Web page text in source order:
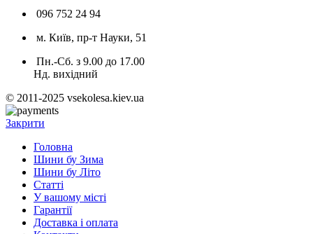
096 752 24 94
м. Київ, пр-т Науки, 51
Пн.-Сб. з 9.00 до 17.00
Нд. вихідний
© 2011-2025 vsekolesa.kiev.ua
Закрити
Головна
Шини бу Зима
Шини бу Літо
Статті
У вашому місті
Гарантії
Доставка і оплата